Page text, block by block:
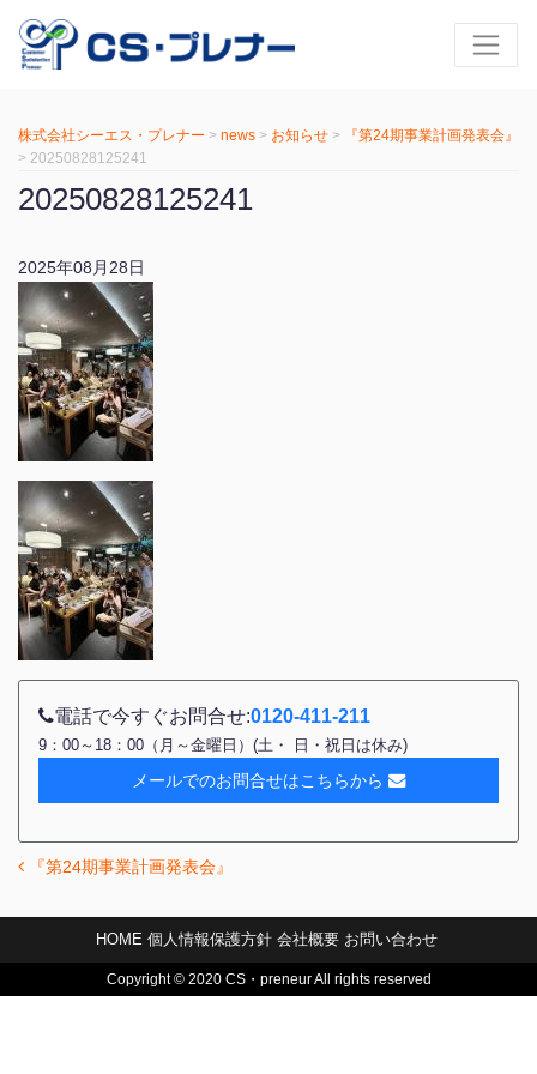
株式会社シーエス・プレナー > news > お知らせ >
『第24期事業計画発表会』
> 20250828125241
20250828125241
2025年08月28日
電話で今すぐお問合せ:0120-411-211
9：00～18：00（月～金曜日）(土・ 日・祝日は休み)
メールでのお問合せはこちらから
投稿ナビゲーション
『第24期事業計画発表会』
HOME 個人情報保護方針 会社概要 お問い合わせ
Copyright © 2020 CS・preneur All rights reserved